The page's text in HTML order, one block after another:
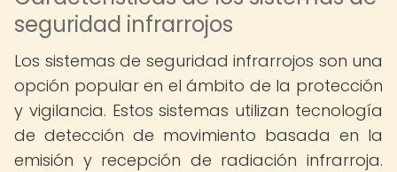
seguridad infrarrojos
Los sistemas de seguridad infrarrojos son una
opción popular en el ámbito de la protección
y vigilancia. Estos sistemas utilizan tecnología
de detección de movimiento basada en la
emisión y recepción de radiación infrarroja.